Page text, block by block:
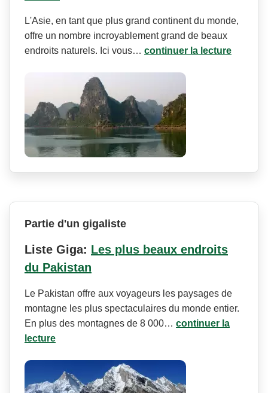
L'Asie, en tant que plus grand continent du monde,
offre un nombre incroyablement grand de beaux
endroits naturels. Ici vous… continuer la lecture
Partie d'un gigaliste
Liste Giga: Les plus beaux endroits
du Pakistan
Le Pakistan offre aux voyageurs les paysages de
montagne les plus spectaculaires du monde entier.
En plus des montagnes de 8 000… continuer la
lecture